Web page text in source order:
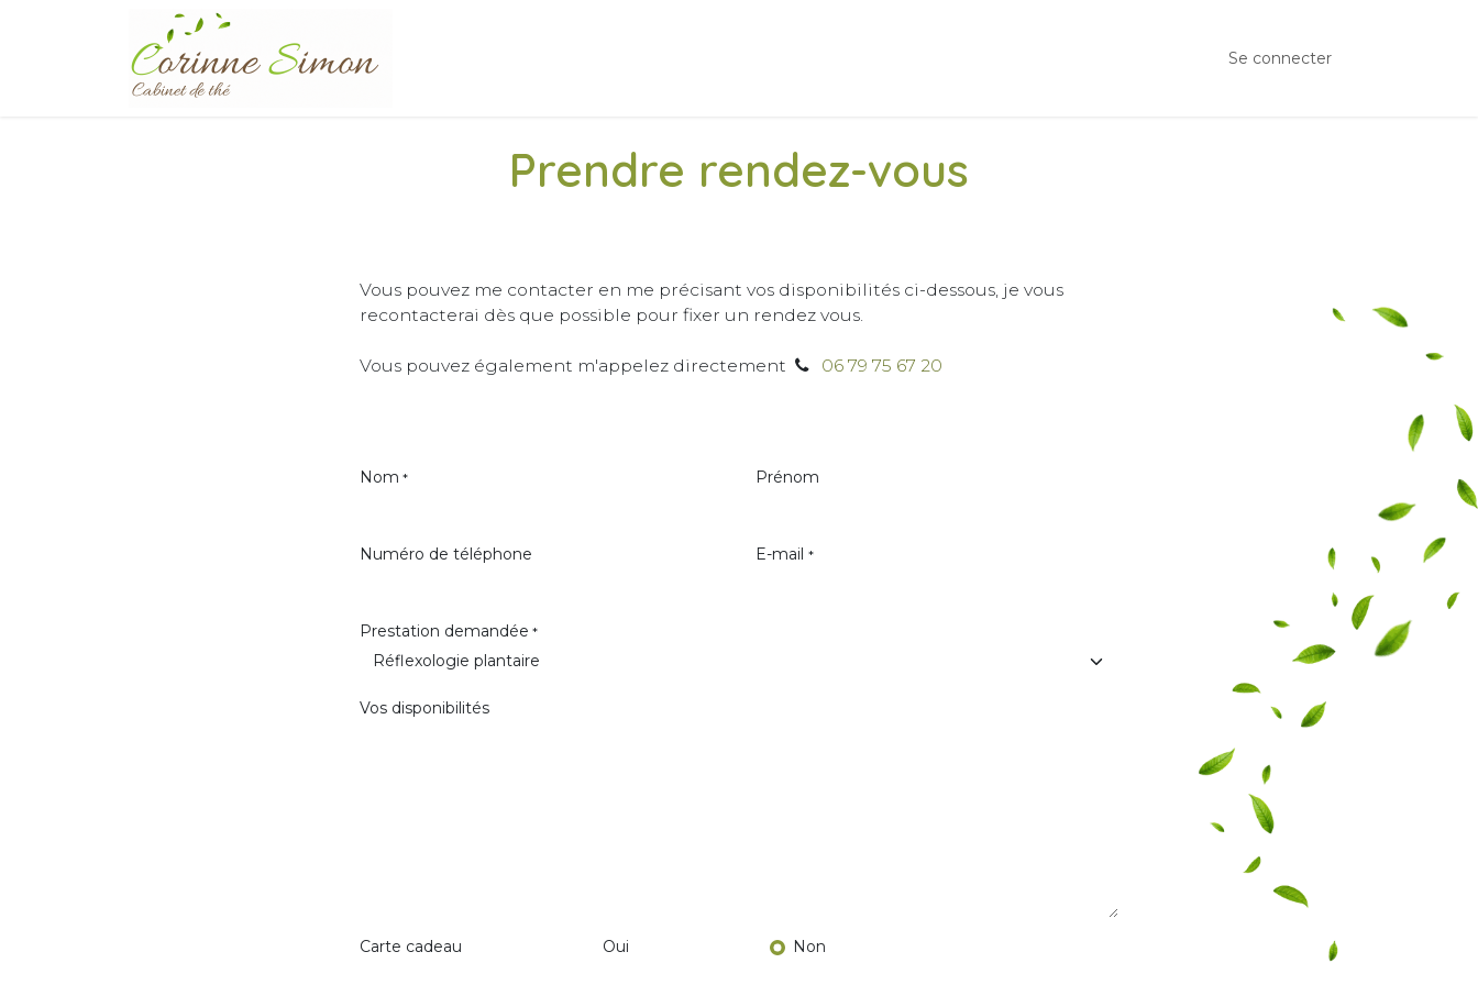
Se connecter
Prendre rendez-vous
Vous pouvez me contacter en me précisant vos disponibilités ci-dessous, je vous
recontacterai dès que possible pour fixer un rendez vous.
Vous pouvez également m'appelez directement 06 79 75 67 20
Nom * Prénom
Numéro de téléphone E-mail *
Prestation demandée *
Vos disponibilités
Carte cadeau Oui Non